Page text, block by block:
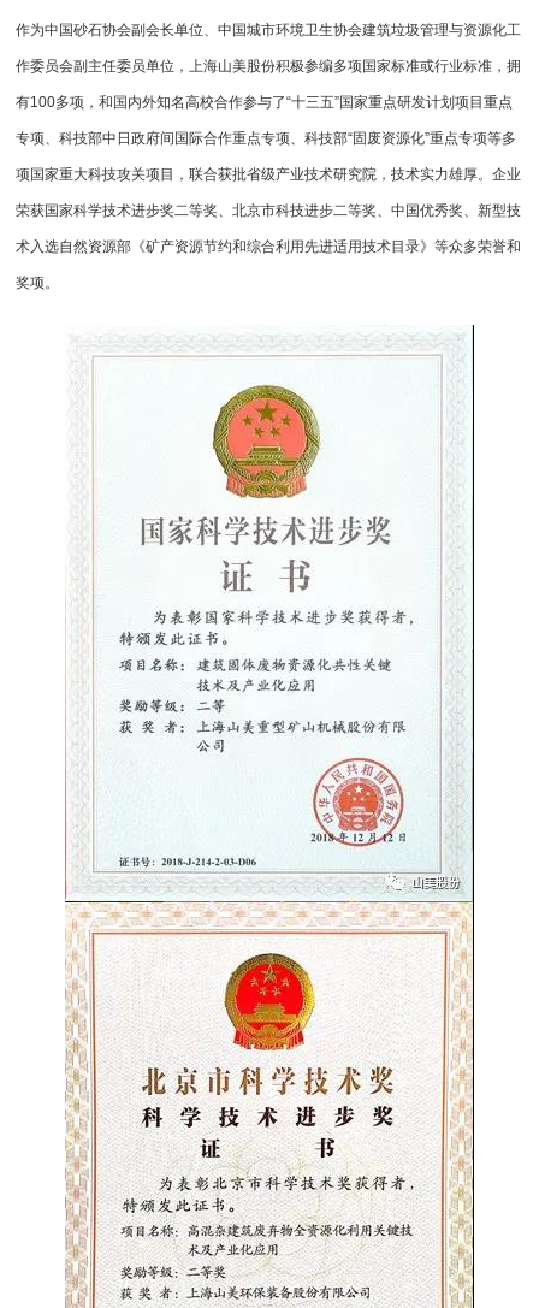
作为中国砂石协会副会长单位、中国城市环境卫生协会建筑垃圾管理与资源化工
作委员会副主任委员单位，上海山美股份积极参编多项国家标准或行业标准，拥
有100多项，和国内外知名高校合作参与了“十三五”国家重点研发计划项目重点
专项、科技部中日政府间国际合作重点专项、科技部“固废资源化”重点专项等多
项国家重大科技攻关项目，联合获批省级产业技术研究院，技术实力雄厚。企业
荣获国家科学技术进步奖二等奖、北京市科技进步二等奖、中国优秀奖、新型技
术入选自然资源部《矿产资源节约和综合利用先进适用技术目录》等众多荣誉和
奖项。